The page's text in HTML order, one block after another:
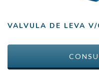
VALVULA DE LEVA